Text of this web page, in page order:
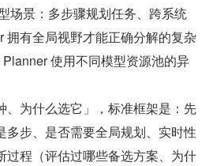
场景：多步骤规划任务、跨系统
拥有全局视野才能正确分解的复杂
使用不同模型资源池的异
、为什么选它」，标准框架是：先
多步、是否需要全局规划、实时性
过程（评估过哪些备选方案、为什